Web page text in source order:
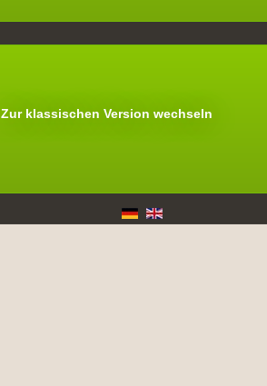
Zur klassischen Version wechseln